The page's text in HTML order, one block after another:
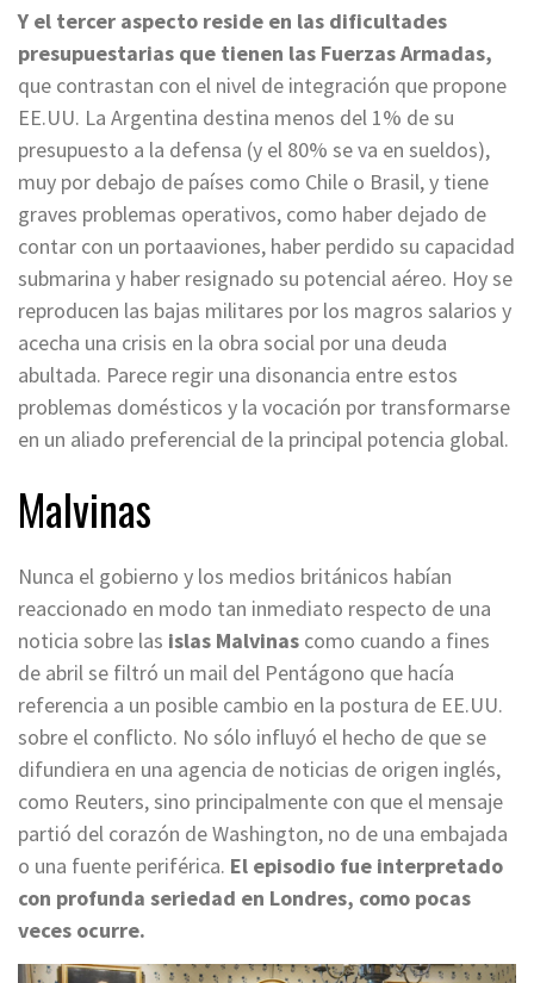
Y el tercer aspecto reside en las dificultades
presupuestarias que tienen las Fuerzas Armadas,
que contrastan con el nivel de integración que propone
EE.UU. La Argentina destina menos del 1% de su
presupuesto a la defensa (y el 80% se va en sueldos),
muy por debajo de países como Chile o Brasil, y tiene
graves problemas operativos, como haber dejado de
contar con un portaaviones, haber perdido su capacidad
submarina y haber resignado su potencial aéreo. Hoy se
reproducen las bajas militares por los magros salarios y
acecha una crisis en la obra social por una deuda
abultada. Parece regir una disonancia entre estos
problemas domésticos y la vocación por transformarse
en un aliado preferencial de la principal potencia global.
Malvinas
Nunca el gobierno y los medios británicos habían
reaccionado en modo tan inmediato respecto de una
noticia sobre las islas Malvinas como cuando a fines
de abril se filtró un mail del Pentágono que hacía
referencia a un posible cambio en la postura de EE.UU.
sobre el conflicto. No sólo influyó el hecho de que se
difundiera en una agencia de noticias de origen inglés,
como Reuters, sino principalmente con que el mensaje
partió del corazón de Washington, no de una embajada
o una fuente periférica. El episodio fue interpretado
con profunda seriedad en Londres, como pocas
veces ocurre.